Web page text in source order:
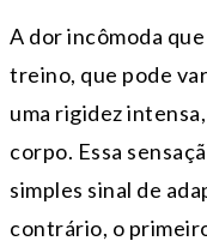
A dor incômoda
treino, que pode
uma rigidez
corpo. Essa
simples sinal de
contrário, o